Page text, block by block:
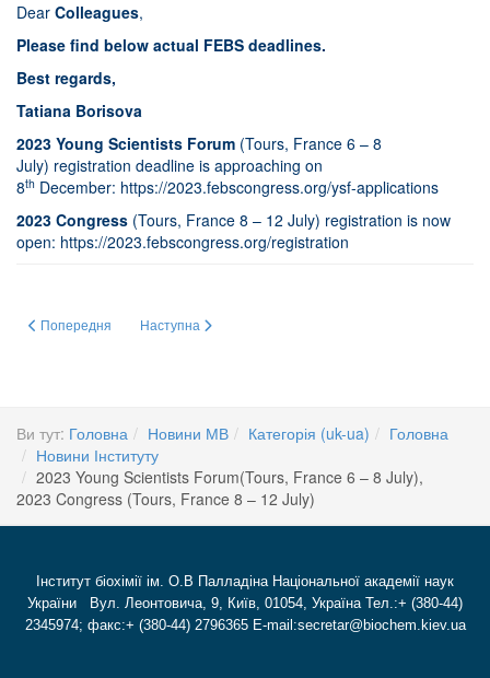
Dear Colleagues,
Please find below actual FEBS deadlines.
Best regards,
Tatiana Borisova
2023 Young Scientists Forum (Tours, France 6 – 8
July) registration deadline is approaching on
8th December: https://2023.febscongress.org/ysf-applications
2023 Congress (Tours, France 8 – 12 July) registration is now
open: https://2023.febscongress.org/registration
Попередня стаття: FEBS Open Bio Webinar-November 3, 2022, at 13:00
Попередня Наступна стаття: Відкрите обговорення на засіданні
Наступна
Ви тут: Головна Новини МВ Категорія (uk-ua)
Головна
Новини Інституту
2023 Young Scientists Forum(Tours, France 6 – 8 July),
2023 Congress (Tours, France 8 – 12 July)
Інститут біохімії ім. О.В Палладіна Національної академії наук
України Вул. Леонтовича, 9, Київ, 01054, Україна Тел.:+ (380-44)
2345974; факс:+ (380-44) 2796365 E-mail:secretar@biochem.kiev.ua